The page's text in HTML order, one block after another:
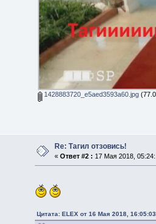
1428883720_e5aed3593a60.jpg
Re: Тагил отзовись!
«Ответ #2 : 17 Мая 2018,
Цитата: ELEX от 16 Мая 2018, 16:05:03